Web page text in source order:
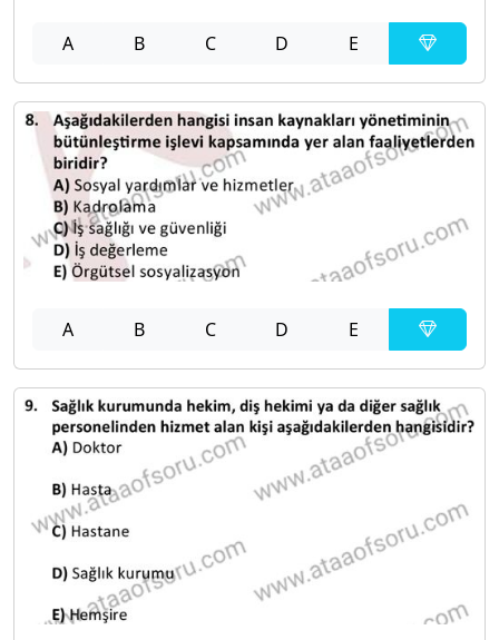
A B C D E
A B C D E